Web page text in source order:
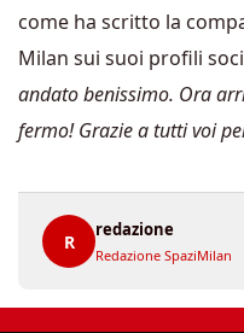
come ha scritto la
Milan sui suoi profili
andato benissimo. Ora
fermo! Grazie a tutti voi
R
redazione
Redazione SpaziMilan